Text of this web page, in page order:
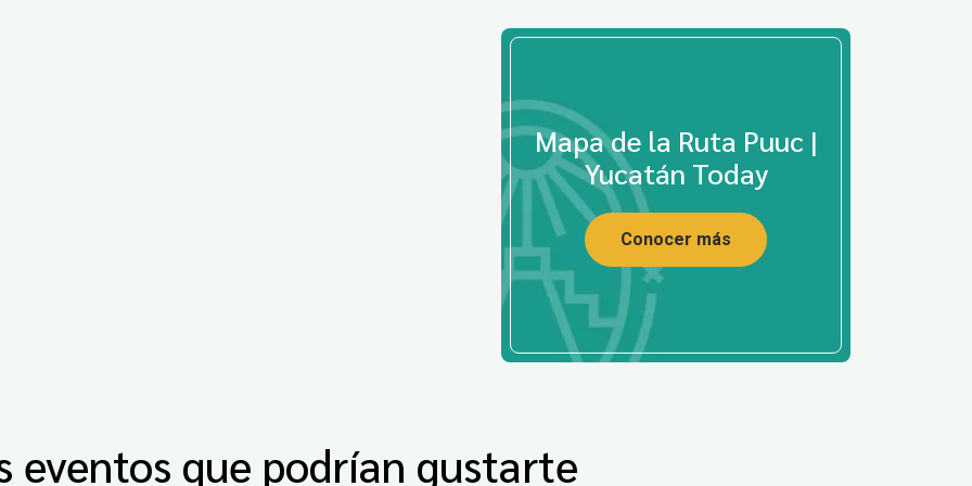
Mapa de la Ruta Puuc |
Yucatán Today
Conocer más
eventos que podrían gustarte